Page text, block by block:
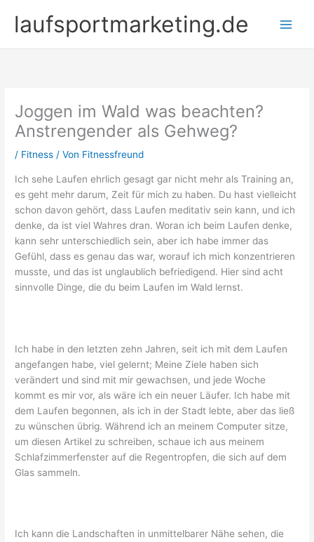
Inhaltlaufsportmarketing.de
Joggen im Wald was beachten?
Anstrengender als Gehweg?
/ Fitness / Von Fitnessfreund
Ich sehe Laufen ehrlich gesagt gar nicht mehr als Training an,
es geht mehr darum, Zeit für mich zu haben. Du hast vielleicht
schon davon gehört, dass Laufen meditativ sein kann, und ich
denke, da ist viel Wahres dran. Woran ich beim Laufen denke,
kann sehr unterschiedlich sein, aber ich habe immer das
Gefühl, dass es genau das war, worauf ich mich konzentrieren
musste, und das ist unglaublich befriedigend. Hier sind acht
sinnvolle Dinge, die du beim Laufen im Wald lernst.
Ich habe in den letzten zehn Jahren, seit ich mit dem Laufen
angefangen habe, viel gelernt; Meine Ziele haben sich
verändert und sind mit mir gewachsen, und jede Woche
kommt es mir vor, als wäre ich ein neuer Läufer. Ich habe mit
dem Laufen begonnen, als ich in der Stadt lebte, aber das ließ
zu wünschen übrig. Während ich an meinem Computer sitze,
um diesen Artikel zu schreiben, schaue ich aus meinem
Schlafzimmerfenster auf die Regentropfen, die sich auf dem
Glas sammeln.
Ich kann die Landschaften in unmittelbarer Nähe sehen, die